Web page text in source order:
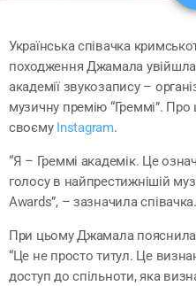
Українська співачка
походження Джамала
академії звукозапису –
музичну премію “Греммі”.
своєму Instagram.
“Я – Греммі академік. Це
голосу в найпрестижнішій
Awards”, – зазначила співачка.
При цьому Джамала
“Це не просто титул. Це
доступ до спільноти, яка